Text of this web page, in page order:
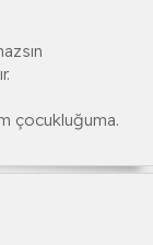
çocukluğuma.